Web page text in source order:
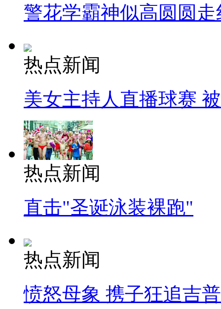
警花学霸神似高圆圆走
热点新闻
美女主持人直播球赛
热点新闻
直击"圣诞泳装裸跑"
热点新闻
愤怒母象 携子狂追吉